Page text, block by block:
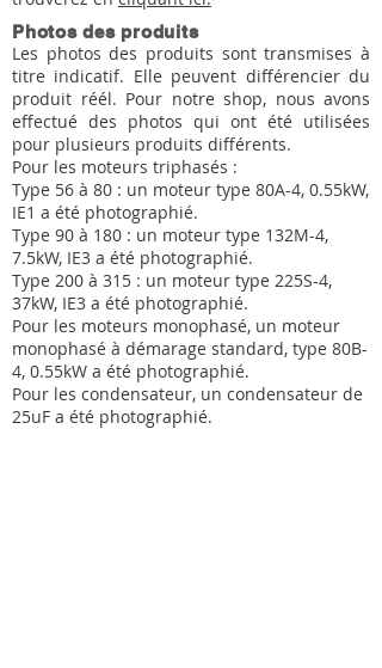
Photos des produits
Les photos des produits sont transmises à
titre indicatif. Elle peuvent différencier du
produit réél. Pour notre shop, nous avons
effectué des photos qui ont été utilisées
pour plusieurs produits différents.
Pour les moteurs triphasés :
Type 56 à 80 : un moteur type 80A-4, 0.55kW,
IE1 a été photographié.
Type 90 à 180 : un moteur type 132M-4,
7.5kW, IE3 a été photographié.
Type 200 à 315 : un moteur type 225S-4,
37kW, IE3 a été photographié.
Pour les moteurs monophasé, un moteur
monophasé à démarage standard, type 80B-
4, 0.55kW a été photographié.
Pour les condensateur, un condensateur de
25uF a été photographié.